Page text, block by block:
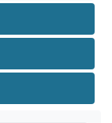
μεταξύ
σε
και